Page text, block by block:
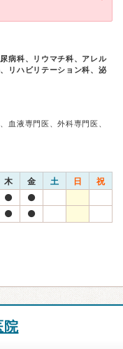
病科、リウマチ科、アレル
リハビリテーション科、泌
血液専門医、外科専門医、
木 金 土 日 祝
院